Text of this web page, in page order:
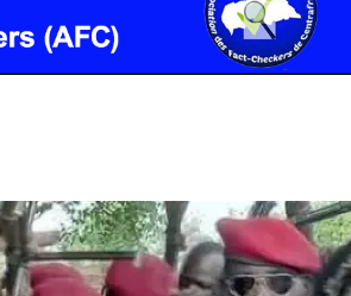
Centrafrique